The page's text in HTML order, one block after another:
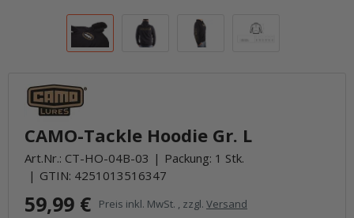
CAMO-Tackle Hoodie Gr. L
Art.Nr.: CT-HO-04B-03
Packung: 1 Stk.
GTIN: 4251013516347
59,99 € Preis inkl. MwSt. , zzgl. Versand